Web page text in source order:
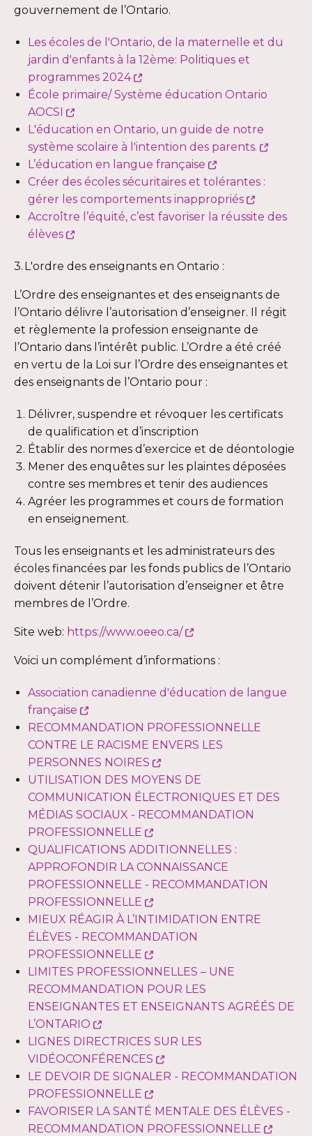
gouvernement de l’Ontario.
Les écoles de l'Ontario, de la maternelle et du
jardin d'enfants à la 12ème: Politiques et
programmes 2024
lien
dans
une
nouvelle
fenêtre
École primaire/ Système éducation Ontario
AOCSI
lien
s'ouvrira
dans
une
nouvelle
fenêtre
L'éducation en Ontario, un guide de notre
système scolaire à l'intention des parents.
une
L’éducation en langue française
lien
s'ouvrira
dans
fenêtre
Créer des écoles sécuritaires et tolérantes :
gérer les comportements inappropriés
lien
fenêtre
Accroître l’équité, c’est favoriser la réussite des
élèves
s'ouvrira
une
nouvelle
fenêtre
3. L'ordre des enseignants en Ontario :
L’Ordre des enseignantes et des enseignants de
l’Ontario délivre l’autorisation d’enseigner. Il régit
et règlemente la profession enseignante de
l’Ontario dans l’intérêt public. L’Ordre a été créé
en vertu de la Loi sur l’Ordre des enseignantes et
des enseignants de l’Ontario pour :
Délivrer, suspendre et révoquer les certificats
de qualification et d’inscription
Établir des normes d’exercice et de déontologie
Mener des enquêtes sur les plaintes déposées
contre ses membres et tenir des audiences
Agréer les programmes et cours de formation
en enseignement.
Tous les enseignants et les administrateurs des
écoles financées par les fonds publics de l’Ontario
doivent détenir l’autorisation d’enseigner et être
membres de l’Ordre.
Site web: https://www.oeeo.ca/
s'ouvrira
une
fenêtre
Voici un complément d’informations :
Association canadienne d'éducation de langue
française
lien
s'ouvrira
dans
une
nouvelle
fenêtre
RECOMMANDATION PROFESSIONNELLE
CONTRE LE RACISME ENVERS LES
PERSONNES NOIRES
lien
s'ouvrira
dans
nouvelle
fenêtre
UTILISATION DES MOYENS DE
COMMUNICATION ÉLECTRONIQUES ET DES
MÉDIAS SOCIAUX - RECOMMANDATION
PROFESSIONNELLE
lien
s'ouvrira
dans
nouvelle
fenêtre
QUALIFICATIONS ADDITIONNELLES :
APPROFONDIR LA CONNAISSANCE
PROFESSIONNELLE - RECOMMANDATION
PROFESSIONNELLE
lien
s'ouvrira
une
nouvelle
fenêtre
MIEUX RÉAGIR À L’INTIMIDATION ENTRE
ÉLÈVES - RECOMMANDATION
PROFESSIONNELLE
lien
s'ouvrira
dans
nouvelle
fenêtre
LIMITES PROFESSIONNELLES – UNE
RECOMMANDATION POUR LES
ENSEIGNANTES ET ENSEIGNANTS AGRÉÉS DE
L’ONTARIO
lien
s'ouvrira
dans
une
nouvelle
fenêtre
LIGNES DIRECTRICES SUR LES
VIDÉOCONFÉRENCES
lien
dans
une
LE DEVOIR DE SIGNALER - RECOMMANDATION
PROFESSIONNELLE
lien
s'ouvrira
FAVORISER LA SANTÉ MENTALE DES ÉLÈVES -
RECOMMANDATION PROFESSIONNELLE